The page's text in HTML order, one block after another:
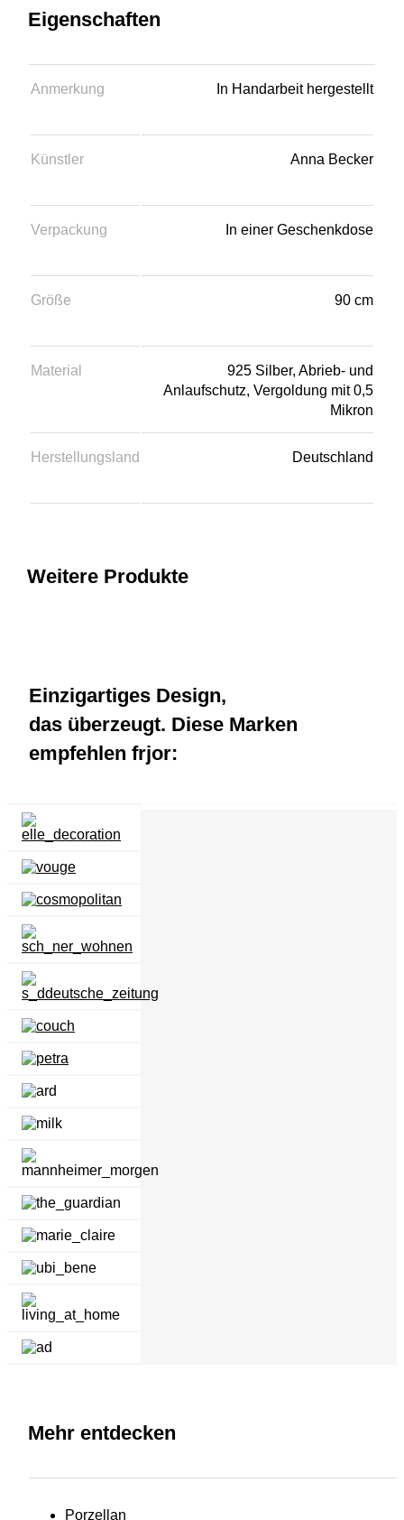
Eigenschaften
Anmerkung In Handarbeit hergestellt
Künstler Anna Becker
Verpackung In einer Geschenkdose
Größe 90 cm
Material
925 Silber, Abrieb- und
Anlaufschutz, Vergoldung mit 0,5
Mikron
Herstellungsland Deutschland
Weitere Produkte
Einzigartiges Design,
das überzeugt. Diese Marken
empfehlen frjor:
Mehr entdecken
Porzellan